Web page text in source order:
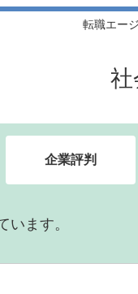
転職エー
企業評判
ます。